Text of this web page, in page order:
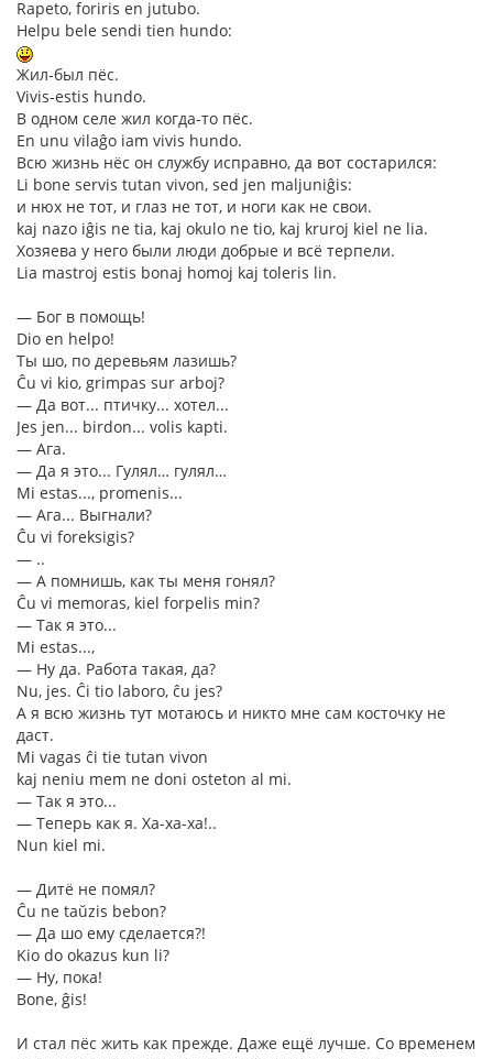
Rapeto, foriris en jutubo.
Helpu bele sendi tien hundo:
Жил-был пёс.
Vivis-estis hundo.
В одном селе жил когда-то пёс.
En unu vilaĝo iam vivis hundo.
Всю жизнь нёс он службу исправно, да вот состарился:
Li bone servis tutan vivon, sed jen maljuniĝis:
и нюх не тот, и глаз не тот, и ноги как не свои.
kaj nazo iĝis ne tia, kaj okulo ne tio, kaj kruroj kiel ne lia.
Хозяева у него были люди добрые и всё терпели.
Lia mastroj estis bonaj homoj kaj toleris lin.
― Бог в помощь!
Dio en helpo!
Ты шо, по деревьям лазишь?
Ĉu vi kio, grimpas sur arboj?
― Да вот... птичку... хотел...
Jes jen... birdon... volis kapti.
― Ага.
― Да я это... Гулял… гулял…
Mi estas..., promenis...
― Ага... Выгнали?
Ĉu vi foreksigis?
― ..
― А помнишь, как ты меня гонял?
Ĉu vi memoras, kiel forpelis min?
― Так я это...
Mi estas...,
― Ну да. Работа такая, да?
Nu, jes. Ĉi tio laboro, ĉu jes?
А я всю жизнь тут мотаюсь и никто мне сам косточку не
даст.
Mi vagas ĉi tie tutan vivon
kaj neniu mem ne doni osteton al mi.
― Так я это...
― Теперь как я. Ха-ха-ха!..
Nun kiel mi.
― Дитё не помял?
Ĉu ne taŭzis bebon?
― Да шо ему сделается?!
Kio do okazus kun li?
― Ну, пока!
Bone, ĝis!
И стал пёс жить как прежде. Даже ещё лучше. Со временем